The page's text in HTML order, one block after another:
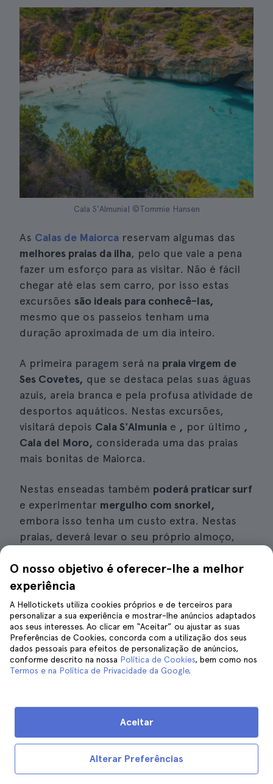
Cala S'Almunia| ©Tommie Hansen
As Calas de Maiorca reservam algumas das
melhores praias da ilha, pelo que vale a pena
fazer um esforço para as visitar. Não é fácil
chegar até elas sem carro, por isso estas
excursões são ideais para conhecê-las,
mesmo que os passeios tenham uma
duração aproximada de um dia inteiro.
A primeira paragem será na praia virgem de
Ses Covetes, que se destaca pelas suas águas
azuis, areia branca e pela profusa atividade de
desportos aquáticos. Nestas excursões,
visitará depois Cala S'Almunia e , por último ,
Cala del Moro, considerada uma das praias
mais bonitas de Maiorca.
Nestas enseadas também poderá praticar surf
e experimentar mergulho com snorkel,
embora isso tenha um custo extra. Nestas
praias, deverá levar o seu próprio almoço,
nas proximidades.
Detalhes de interesse
Preço...Aproximadamente 79 euros por
pessoa, incluindo transporte de ida e volta
com recolha no hotel.
7. Excursões sobre o azeite e o
vinho com degustação
O nosso objetivo é oferecer-lhe a melhor
experiência
A Hellotickets utiliza cookies próprios e de terceiros para
personalizar a sua experiência e mostrar-lhe anúncios adaptados
aos seus interesses. Ao clicar em “Aceitar” ou ajustar as suas
Preferências de Cookies, concorda com a utilização dos seus
dados pessoais para efeitos de personalização de anúncios,
conforme descrito na nossa Política de Cookies, bem como nos
Termos e na Política de Privacidade da Google.
Alterar Preferências
Aceitar